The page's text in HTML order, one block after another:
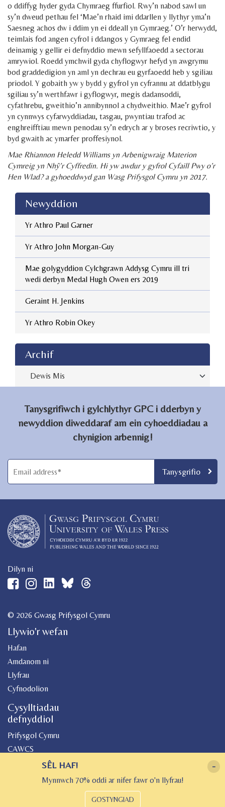
o ddiffyg hyder gyda Chymraeg ffurfiol. Rwy’n nabod sawl un
sy’n dweud pethau fel ‘Mae’n rhaid imi ddarllen y llythyr yma’n
Saesneg achos dw i ddim yn ei ddeall yn Gymraeg.’ O’r herwydd,
teimlais fod angen cyfrol i ddangos y Gymraeg fel endid
deinamig y gellir ei defnyddio mewn sefyllfaoedd a sectorau
amrywiol. Roedd ymchwil gyda chyflogwyr hefyd yn awgrymu
bod graddedigion yn aml yn dechrau eu gyrfaoedd heb y sgiliau
priodol. Y gobaith yw y bydd y gyfrol yn cyfrannu at ddatblygu
sgiliau sy’n werthfawr i gyflogwyr, megis dadansoddi,
cyfathrebu, gweithio’n annibynnol a chydweithio. Mae’r gyfrol
yn cynnwys cyfarwyddiadau, tasgau, pwyntiau trafod ac
enghreifftiau mewn penodau sy’n edrych ar y broses recriwtio, y
byd gwaith ac ymarfer proffesiynol.
Mae Rhiannon Heledd Williams yn Arbenigwraig Materion
Cymreig yn Nhŷ’r Cyffredin. Hi yw awdur y gyfrol Cyfaill Pwy o’r
Hen Wlad? a gyhoeddwyd gan Wasg Prifysgol Cymru yn 2017.
Newyddion
Yr Athro Paul Garner
Yr Athro John Morgan-Guy
Mae golygyddion Cylchgrawn Addysg Cymru ill tri
wedi derbyn Medal Hugh Owen ers 2019
Geraint H. Jenkins
Yr Athro Robin Okey
Tanysgrifiwch i gylchlythyr GPC i dderbyn y
newyddion diweddaraf am ein cyhoeddiadau a
chynigion arbennig!
Dilyn ni
© 2026 Gwasg Prifysgol Cymru
Llywio'r wefan
Hafan
Amdanom ni
Llyfrau
Cyfnodolion
Cysylltiadau
defnyddiol
Prifysgol Cymru
CAWCS
Canolfan Peniarth
-
SÊL HAF!
Mynnwch 70% oddi ar nifer fawr o'n llyfrau!
GOSTYNGIAD